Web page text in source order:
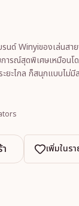
ด์ Winyiของเล่นสา
รณ์สุดพิเศษเหมือนโ
ไกล ก็สนุกแบบไม่มีสะ
เพิ่มในร